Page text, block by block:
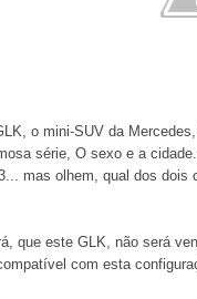
o mini-SUV da
série, O sexo e a
mas olhem, qual dos
que este GLK, não será
com esta